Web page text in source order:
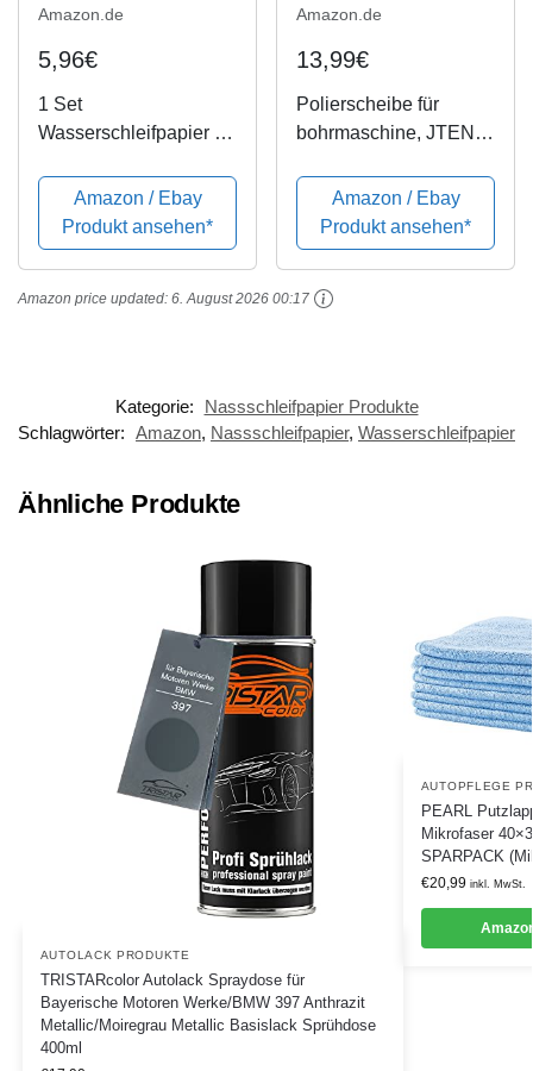
Amazon.de
5,96€
1 Set
Wasserschleifpapier 18
1000 1200 1500 2000
3000
Nassschleifpapier Fein
Amazon / Ebay
Produkt ansehen*
Amazon.de
13,99€
Polierscheibe für
bohrmaschine, JTENG
bürsten satz konischer
baumwollsamt Polier
Wheel Polierkegel
Polishing Buffing Pad
Für Manifold...
Amazon / Ebay
Produkt ansehen*
Amazon price updated: 6. August 2026 00:17
Kategorie:
Nassschleifpapier Produkte
Schlagwörter: Amazon, Nassschleifpapier, Wasserschleifpapier
Ähnliche Produkte
AUTOLACK PRODUKTE
TRISTARcolor Autolack Spraydose für
Bayerische Motoren Werke/BMW 397 Anthrazit
Metallic/Moiregrau Metallic Basislack Sprühdose
400ml
AUTOPFLEGE
PEARL
Mikrofaser
SPARPACK
€20,99 inkl. MwSt.